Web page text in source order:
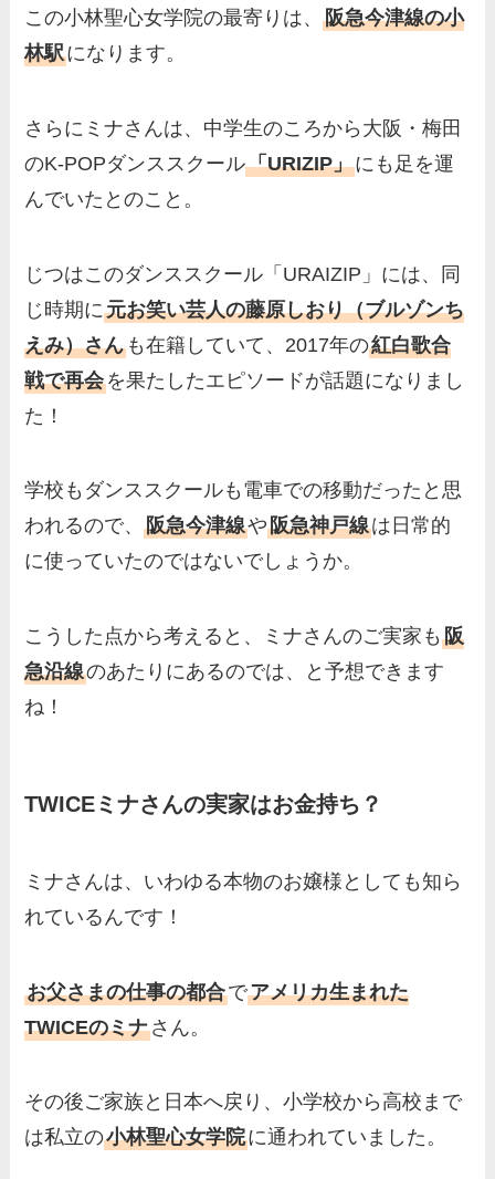
この小林聖心女学院の最寄りは、阪急今津線の小
林駅になります。
さらにミナさんは、中学生のころから大阪・梅田
のK-POPダンススクール「URIZIP」にも足を運
んでいたとのこと。
じつはこのダンススクール「URAIZIP」には、同
じ時期に元お笑い芸人の藤原しおり（ブルゾンち
えみ）さん も在籍していて、2017年の紅白歌合
戦で再会を果たしたエピソードが話題になりまし
た！
学校もダンススクールも電車での移動だったと思
われるので、阪急今津線や阪急神戸線は日常的
に使っていたのではないでしょうか。
こうした点から考えると、ミナさんのご実家も阪
急沿線のあたりにあるのでは、と予想できます
ね！
TWICEミナさんの実家はお金持ち？
ミナさんは、いわゆる本物のお嬢様としても知ら
れているんです！
お父さまの仕事の都合でアメリカ生まれた
TWICEのミナさん。
その後ご家族と日本へ戻り、小学校から高校まで
は私立の小林聖心女学院に通われていました。